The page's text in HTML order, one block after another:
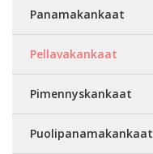
Panamakankaat
Pellavakankaat
Pimennyskankaat
Puolipanamakankaat